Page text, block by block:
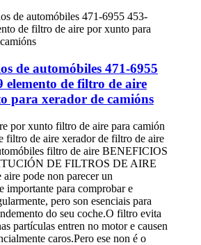
de automóbiles 471-6955
elemento de filtro de aire
para xerador de camións
por xunto filtro de aire para camión
filtro de aire xerador de filtro de aire
filtro de aire BENEFICIOS
DE FILTROS DE AIRE
pode non parecer un
importante para comprobar e
pero son esenciais para
do seu coche.O filtro evita
partículas entren no motor e causen
caros.Pero ese non é o